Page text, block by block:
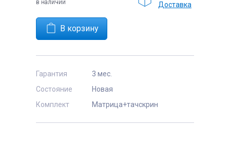
в наличии
Доставка
Гарантия
3 мес.
Состояние
Новая
Комплект
Матрица+тачскрин